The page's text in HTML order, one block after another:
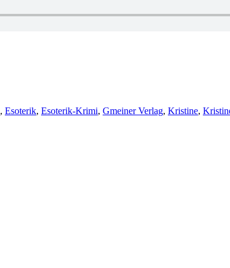
, Esoterik, Esoterik-Krimi, Gmeiner Verlag, Kristine,